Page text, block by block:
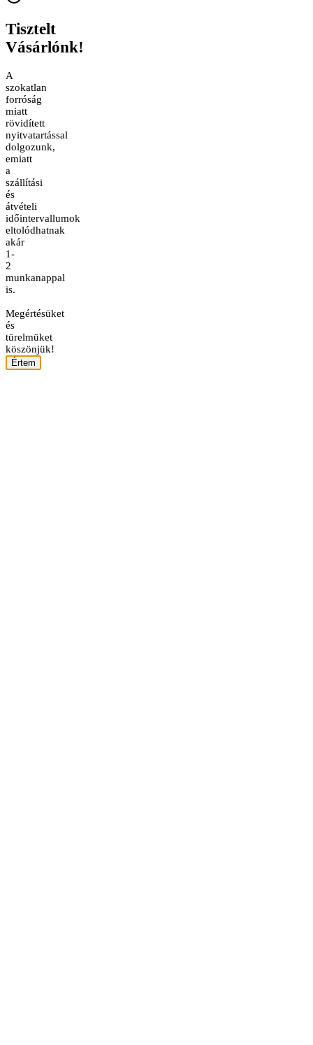
Tisztelt
Vásárlónk!
A
szokatlan
forróság
miatt
rövidített
nyitvatartással
dolgozunk,
emiatt
a
szállítási
és
átvételi
időintervallumok
eltolódhatnak
akár
1-
2
munkanappal
is.
Megértésüket
és
türelmüket
köszönjük!
Értem